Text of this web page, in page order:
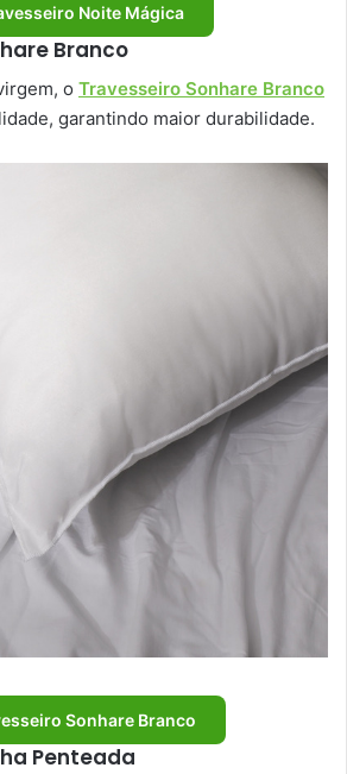
Noite Mágica
Branco
o Travesseiro Sonhare Branco
garantindo maior durabilidade.
Sonhare Branco
Penteada